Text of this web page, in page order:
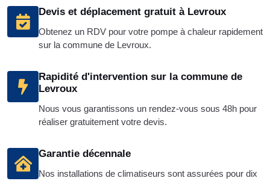
Devis et déplacement gratuit à Levroux
Obtenez un RDV pour votre pompe à chaleur rapidement
sur la commune de Levroux.
Rapidité d'intervention sur la commune de
Levroux
Nous vous garantissons un rendez-vous sous 48h pour
réaliser gratuitement votre devis.
Garantie décennale
Nos installations de climatiseurs sont assurées pour dix